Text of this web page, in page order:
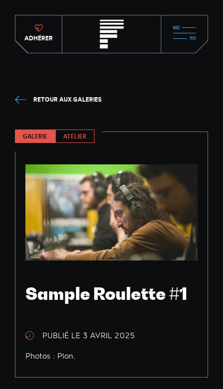
ADHÉRER
RETOUR AUX GALERIES
GALERIE ATELIER
Sample Roulette #1
PUBLIÉ LE 3 AVRIL 2025
Photos : Plon.